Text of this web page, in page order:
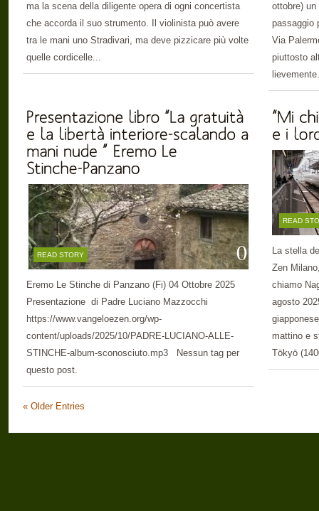
ma la scena della diligente opera di ogni concertista
che accorda il suo strumento. Il violinista può avere
tra le mani uno Stradivari, ma deve pizzicare più volte
quelle cordicelle...
ottobre)
passaggio
Via
piuttosto
0
READ STORY
Eremo Le Stinche di Panzano (Fi) 04 Ottobre 2025
Presentazione di Padre Luciano Mazzocchi
https://www.vangeloezen.org/wp-
content/uploads/2025/10/PADRE-LUCIANO-ALLE-
STINCHE-album-sconosciuto.mp3 Nessun tag per
questo post.
READ
La stella
Zen
chiamo
agosto
mattino e
Tōkyō
« Older Entries